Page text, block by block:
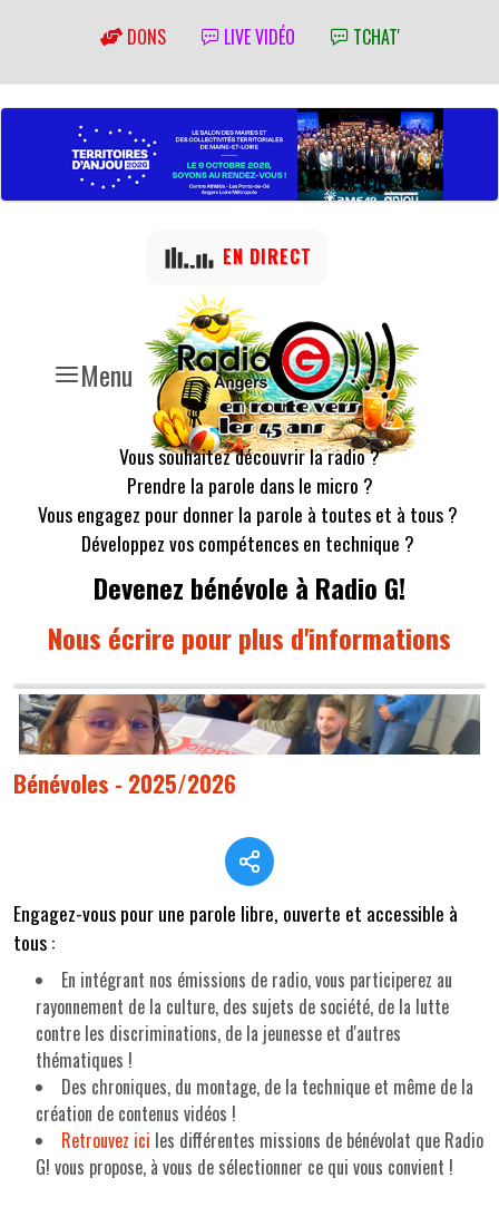
DONS LIVE VIDÉO TCHAT'
Menu
EN DIRECT
Vous souhaitez découvrir la radio ?
Prendre la parole dans le micro ?
Vous engagez pour donner la parole à toutes et à tous ?
Développez vos compétences en technique ?
Devenez bénévole à Radio G!
Nous écrire pour plus d'informations
Bénévoles - 2025/2026
Engagez-vous pour une parole libre, ouverte et accessible à
tous :
En intégrant nos émissions de radio, vous participerez au
rayonnement de la culture, des sujets de société, de la lutte
contre les discriminations, de la jeunesse et d'autres
thématiques !
Des chroniques, du montage, de la technique et même de la
création de contenus vidéos !
Retrouvez ici les différentes missions de bénévolat que Radio
G! vous propose, à vous de sélectionner ce qui vous convient !